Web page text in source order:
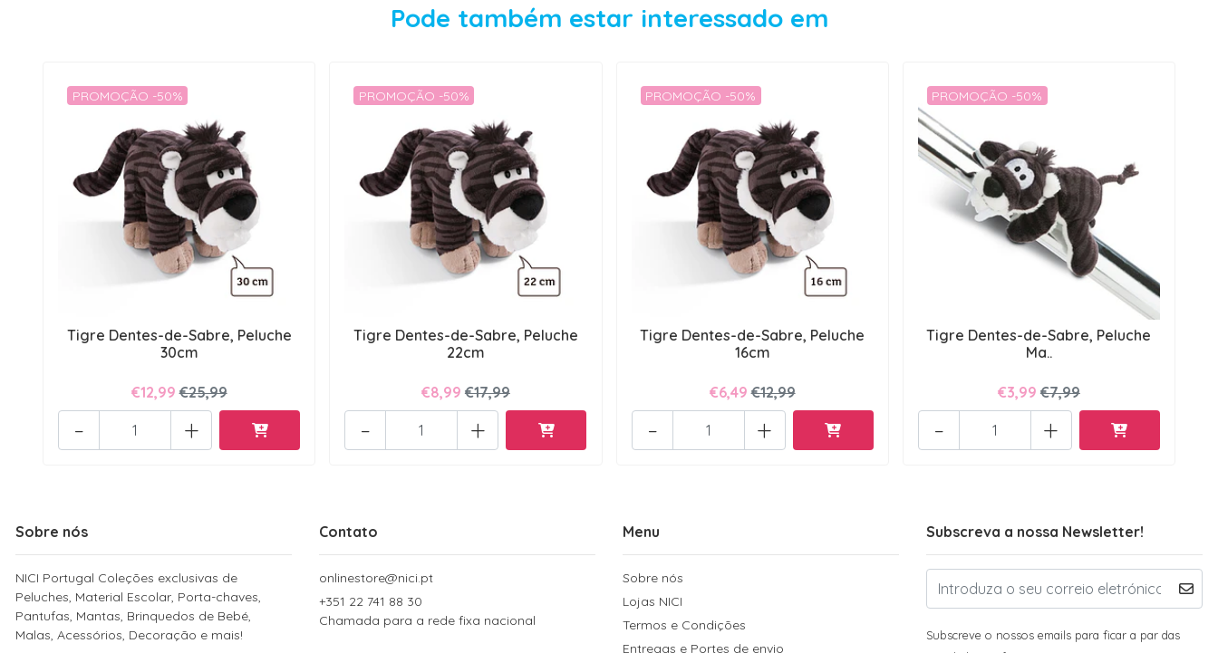
Pode também estar interessado em
PROMOÇÃO -50%
Tigre Dentes-de-Sabre, Peluche
30cm
€12,99 €25,99
+
-
PROMOÇÃO -50%
Tigre Dentes-de-Sabre, Peluche
22cm
€8,99 €17,99
+
-
PROMOÇÃO -50%
Tigre Dentes-de-Sabre, Peluche
16cm
€6,49 €12,99
+
-
PROMOÇÃO -50%
Tigre Dentes-de-Sabre, Peluche
Ma..
€3,99 €7,99
+
-
Sobre nós
NICI Portugal Coleções exclusivas de
Peluches, Material Escolar, Porta-chaves,
Pantufas, Mantas, Brinquedos de Bebé,
Malas, Acessórios, Decoração e mais!
Contato
onlinestore@nici.pt
+351 22 741 88 30
Chamada para a rede fixa nacional
Menu
Sobre nós
Lojas NICI
Termos e Condições
Entregas e Portes de envio
Subscreva a nossa Newsletter!
Subscreve o nossos emails para ficar a par das